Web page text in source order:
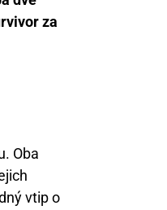
za
Oba
vtip o